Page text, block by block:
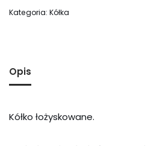
Kategoria: Kółka
Opis
Kółko łożyskowane.